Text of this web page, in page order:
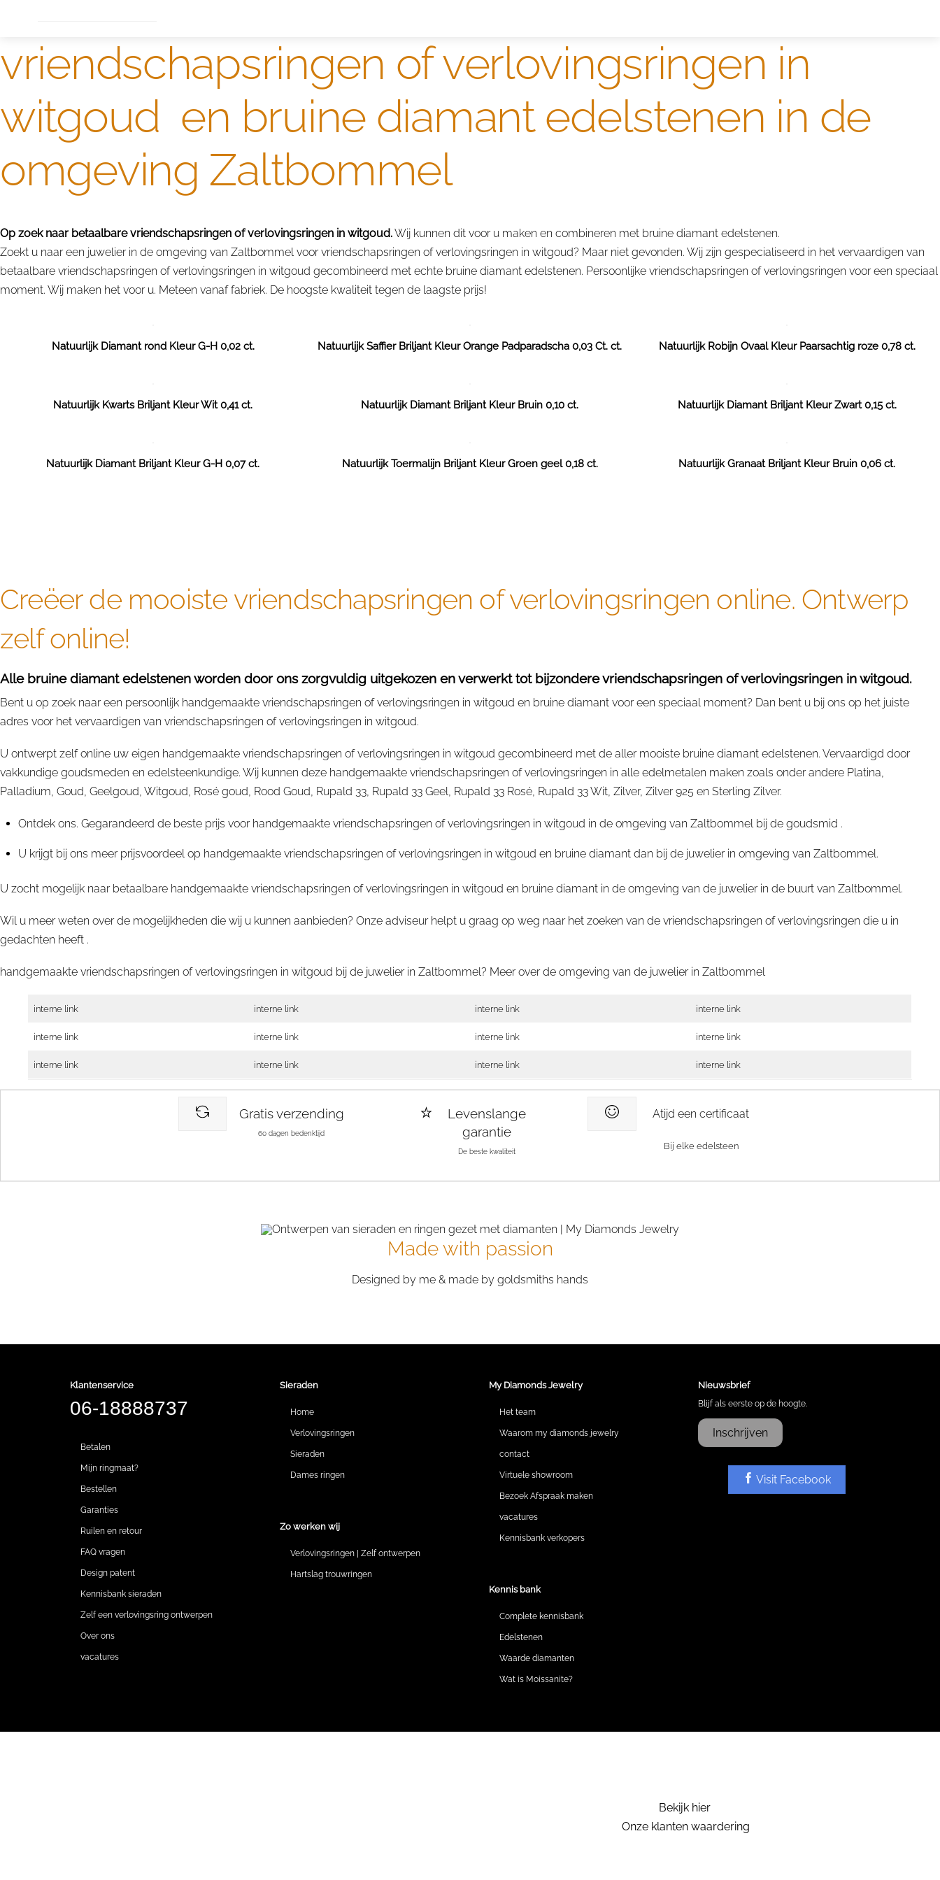
vriendschapsringen of verlovingsringen in
witgoud en bruine diamant edelstenen in de
omgeving Zaltbommel
Op zoek naar betaalbare vriendschapsringen of verlovingsringen in witgoud.Wij kunnen dit voor u maken en combineren met bruine diamant edelstenen.
Zoekt u naar een juwelier in de omgeving van Zaltbommel voor vriendschapsringen of verlovingsringen in witgoud? Maar niet gevonden. Wij zijn gespecialiseerd in het vervaardigen van
betaalbare vriendschapsringen of verlovingsringen in witgoud gecombineerd met echte bruine diamant edelstenen. Persoonlijke vriendschapsringen of verlovingsringen voor een speciaal
moment. Wij maken het voor u. Meteen vanaf fabriek. De hoogste kwaliteit tegen de laagste prijs!
Natuurlijk Diamant rond Kleur G-H 0,02 ct. Natuurlijk Saffier Briljant Kleur Orange Padparadscha 0,03 Ct. ct. Natuurlijk Robijn Ovaal Kleur Paarsachtig roze 0,78 ct.
Natuurlijk Kwarts Briljant Kleur Wit 0,41 ct. Natuurlijk Diamant Briljant Kleur Bruin 0,10 ct. Natuurlijk Diamant Briljant Kleur Zwart 0,15 ct.
Natuurlijk Diamant Briljant Kleur G-H 0,07 ct. Natuurlijk Toermalijn Briljant Kleur Groen geel 0,18 ct. Natuurlijk Granaat Briljant Kleur Bruin 0,06 ct.
Creëer de mooiste vriendschapsringen of verlovingsringen online. Ontwerp
zelf online!
Alle bruine diamant edelstenen worden door ons zorgvuldig uitgekozen en verwerkt tot bijzondere vriendschapsringen of verlovingsringen in witgoud.
Bent u op zoek naar een persoonlijk handgemaakte vriendschapsringen of verlovingsringen in witgoud en bruine diamant voor een speciaal moment? Dan bent u bij ons op het juiste
adres voor het vervaardigen van vriendschapsringen of verlovingsringen in witgoud.
U ontwerpt zelf online uw eigen handgemaakte vriendschapsringen of verlovingsringen in witgoud gecombineerd met de aller mooiste bruine diamant edelstenen. Vervaardigd door
vakkundige goudsmeden en edelsteenkundige. Wij kunnen deze handgemaakte vriendschapsringen of verlovingsringen in alle edelmetalen maken zoals onder andere Platina,
Palladium, Goud, Geelgoud, Witgoud, Rosé goud, Rood Goud, Rupald 33, Rupald 33 Geel, Rupald 33 Rosé, Rupald 33 Wit, Zilver, Zilver 925 en Sterling Zilver.
Ontdek ons. Gegarandeerd de beste prijs voor handgemaakte vriendschapsringen of verlovingsringen in witgoud in de omgeving van Zaltbommel bij de goudsmid .
U krijgt bij ons meer prijsvoordeel op handgemaakte vriendschapsringen of verlovingsringen in witgoud en bruine diamant dan bij de juwelier in omgeving van Zaltbommel.
U zocht mogelijk naar betaalbare handgemaakte vriendschapsringen of verlovingsringen in witgoud en bruine diamant in de omgeving van de juwelier in de buurt van Zaltbommel.
Wil u meer weten over de mogelijkheden die wij u kunnen aanbieden? Onze adviseur helpt u graag op weg naar het zoeken van de vriendschapsringen of verlovingsringen die u in
gedachten heeft .
handgemaakte vriendschapsringen of verlovingsringen in witgoud bij de juwelier in Zaltbommel? Meer over de omgeving van de juwelier in Zaltbommel
interne link interne link interne link interne link
interne link interne link interne link interne link
interne link interne link interne link interne link
Gratis verzending
60 dagen bedenktijd
Levenslange
garantie
De beste kwaliteit
Atijd een certificaat
Bij elke edelsteen
Made with passion
Designed by me & made by goldsmiths hands
Klantenservice
06-18888737
Betalen
Mijn ringmaat?
Bestellen
Garanties
Ruilen en retour
FAQ vragen
Design patent
Kennisbank sieraden
Zelf een verlovingsring ontwerpen
Over ons
vacatures
Sieraden
Home
Verlovingsringen
Sieraden
Dames ringen
Zo werken wij
Verlovingsringen | Zelf ontwerpen
Hartslag trouwringen
My Diamonds Jewelry
Het team
Waarom my diamonds jewelry
contact
Virtuele showroom
Bezoek Afspraak maken
vacatures
Kennisbank verkopers
Kennis bank
Complete kennisbank
Edelstenen
Waarde diamanten
Wat is Moissanite?
Nieuwsbrief
Blijf als eerste op de hoogte.
Inschrijven
Visit Facebook
Bekijk hier
Onze klanten waardering